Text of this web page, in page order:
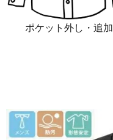
ポケット外し・追加